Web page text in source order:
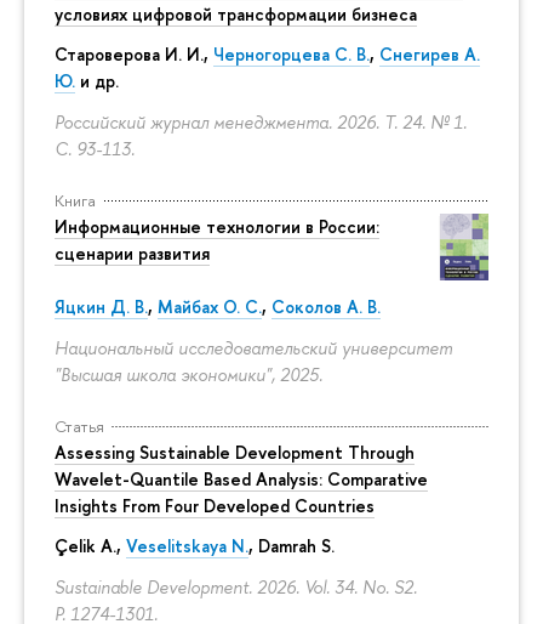
условиях цифровой трансформации бизнеса
Староверова И. И., Черногорцева С. В., Снегирев А.
Ю. и др.
Российский журнал менеджмента. 2026. Т. 24. № 1.
С. 93-113.
Книга
Информационные технологии в России:
сценарии развития
Яцкин Д. В., Майбах О. С., Соколов А. В.
Национальный исследовательский университет
"Высшая школа экономики", 2025.
Статья
Assessing Sustainable Development Through
Wavelet-Quantile Based Analysis: Comparative
Insights From Four Developed Countries
Çelik A., Veselitskaya N., Damrah S.
Sustainable Development. 2026. Vol. 34. No. S2.
P. 1274-1301.